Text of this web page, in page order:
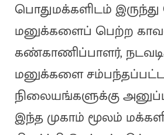
பொதுமக்களிடம் இருந்து
மனுக்களைப் பெற்ற
கண்காணிப்பாளர்,
மனுக்களை
நிலையங்களுக்கு
இந்த முகாம் மூலம்